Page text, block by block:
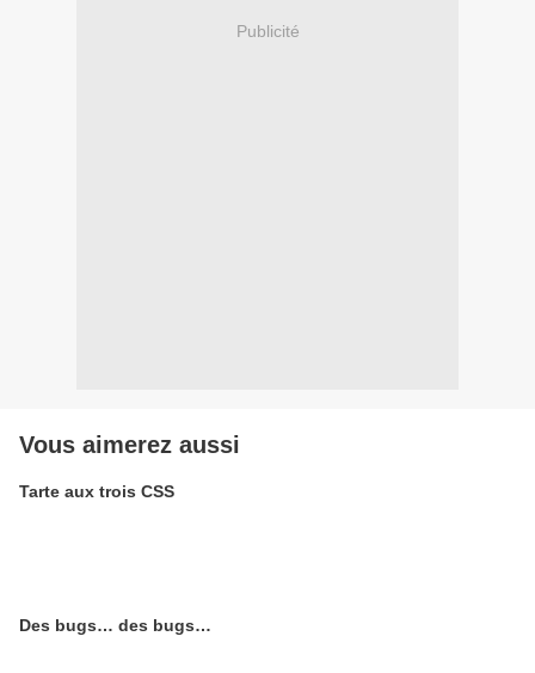
Publicité
Vous aimerez aussi
Tarte aux trois CSS
Des bugs… des bugs…